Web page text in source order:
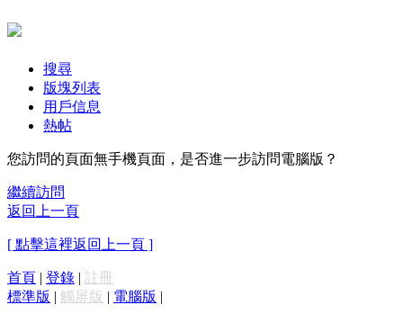
搜尋
版塊列表
用戶信息
熱帖
您訪問的頁面無手機頁面，是否進一步訪問電腦版？
繼續訪問
返回上一頁
[ 點擊這裡返回上一頁 ]
首頁 | 登錄 | 註冊
標準版 | 觸屏版 | 電腦版 |